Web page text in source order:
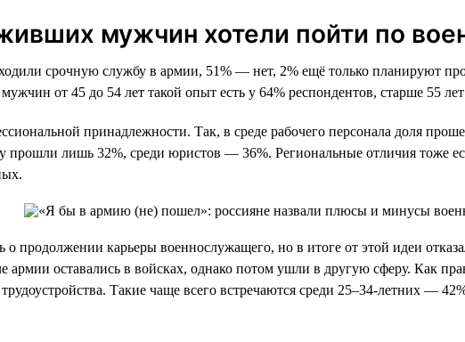
мужчин хотели пойти по
срочную службу в армии, 51% — нет, 2% ещё только планируют
от 45 до 54 лет такой опыт есть у 64% респондентов, старше 55
принадлежности. Так, в среде рабочего персонала доля
прошли лишь 32%, среди юристов — 36%. Региональные отличия
карьеры военнослужащего, но в итоге от этой идеи
армии оставались в войсках, однако потом ушли в другую сферу. Как
Такие чаще всего встречаются среди 25–34-летних